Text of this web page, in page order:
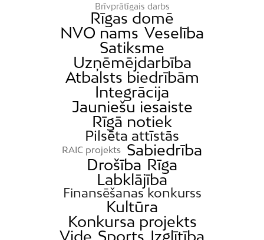
Brīvprātīgais darbs
Rīgas domē
NVO nams Veselība
Satiksme
Uzņēmējdarbība
Atbalsts biedrībām
Integrācija
Jauniešu iesaiste
Rīgā notiek
Pilsēta attīstās
RAIC projekts
Sabiedrība
Drošība Rīga
Labklājība
Finansēšanas konkurss
Kultūra
Konkursa projekts
Vide Sports Izglītība